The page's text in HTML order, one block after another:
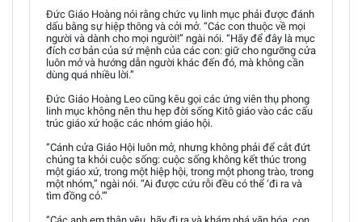
Đức Giáo Hoàng nói rằng chức vụ linh mục phải được đánh
dấu bằng sự hiệp thông và cởi mở. “Các con thuộc về mọi
người và dành cho mọi người!” ngài nói. “Hãy để đây là mục
đích cơ bản của sứ mệnh của các con: giữ cho ngưỡng cửa
luôn mở và hướng dẫn người khác đến đó, mà không cần
dùng quá nhiều lời.”
Đức Giáo Hoàng Leo cũng kêu gọi các ứng viên thụ phong
linh mục không nên thu hẹp đời sống Kitô giáo vào các cấu
trúc giáo xứ hoặc các nhóm giáo hội.
“Cánh cửa Giáo Hội luôn mở, nhưng không phải để cắt đứt
chúng ta khỏi cuộc sống: cuộc sống không kết thúc trong
một giáo xứ, trong một hiệp hội, trong một phong trào, trong
một nhóm,” ngài nói. “Ai được cứu rỗi đều có thể ‘đi ra và
tìm đồng cỏ.’”